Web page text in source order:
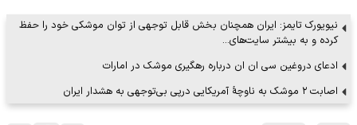
نیویورک تایمز: ایران همچنان بخش قابل‌ توجهی از توان موشکی خود را حفظ
کرده و به بیشتر سایت‌های…
ادعای دروغین سی ان ان درباره رهگیری موشک در امارات
اصابت ۲ موشک به ناوچهٔ آمریکایی درپی بی‌توجهی به هشدار ایران